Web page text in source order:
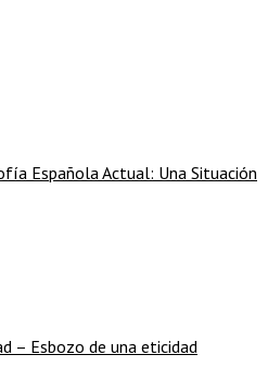
Española Actual: Una Situación
– Esbozo de una eticidad